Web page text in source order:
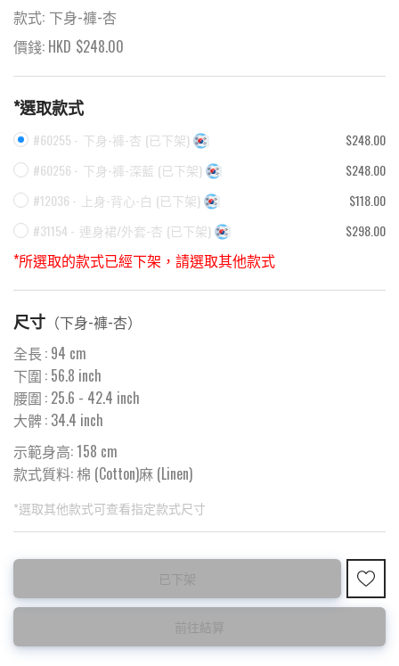
款式: 下身-褲-杏
價錢: HKD $248.00
*選取款式
#60255 - 下身-褲-杏 (已下架)
$248.00
#60256 - 下身-褲-深藍 (已下架)
$248.00
#12036 - 上身-背心-白 (已下架)
$118.00
#31154 - 連身裙/外套-杏 (已下架) $298.00
*所選取的款式已經下架，請選取其他款式
尺寸 （下身-褲-杏）
全長 : 94 cm
下圍 : 56.8 inch
腰圍 : 25.6 - 42.4 inch
大髀: 34.4 inch
示範身高: 158 cm
款式質料:棉 (Cotton)麻 (Linen)
*選取其他款式可查看指定款式尺寸
此為預購品
<預購款>因為韓國東大門8月暑假關係， 預購款會於8月18日
後才陸續返貨⚠️
此為減價貨品
特價品不設退換，購買前請先確認所列出的尺碼是否合適。
已下架
前往結算